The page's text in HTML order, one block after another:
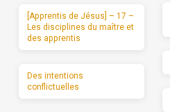
[Apprentis de Jésus] – 17 –
Les disciplines du maître et
des apprentis
Des intentions
conflictuelles